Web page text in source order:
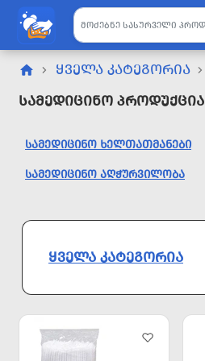
ᲧᲕᲔᲚᲐ ᲙᲐᲢᲔᲒᲝᲠᲘᲐ
Სამედიცინო Პროდუქცია
ᲡᲐᲛᲔᲓᲘᲪᲘᲜᲝ ᲮᲔᲚᲗᲐᲗᲛᲐᲜᲔᲑᲘ
ᲡᲐᲛᲔᲓᲘᲪᲘᲜᲝ ᲐᲦᲭᲣᲠᲕᲘᲚᲝᲑᲐ
ᲧᲕᲔᲚᲐ ᲙᲐᲢᲔᲒᲝᲠᲘᲐ